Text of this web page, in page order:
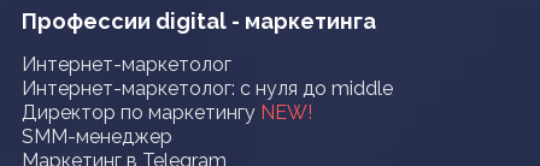
Профессии digital - маркетинга
Интернет-маркетолог
Интернет-маркетолог: с нуля до middle
Директор по маркетингу NEW!
SMM-менеджер
Маркетинг в Telegram